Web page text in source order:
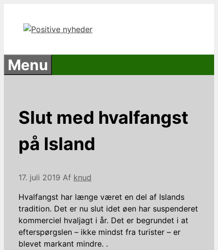
indhold
Menu
Slut med hvalfangst
på Island
17. juli 2019 Af knud
Hvalfangst har længe været en del af Islands
tradition. Det er nu slut idet øen har suspenderet
kommerciel hvaljagt i år. Det er begrundet i at
efterspørgslen – ikke mindst fra turister – er
blevet markant mindre. .